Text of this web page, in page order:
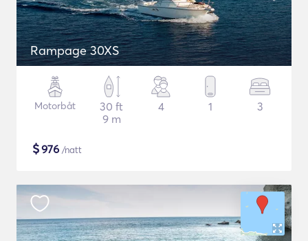
Rampage 30XS
Motorbåt
30 ft
9 m
4 1 3
$976 /natt